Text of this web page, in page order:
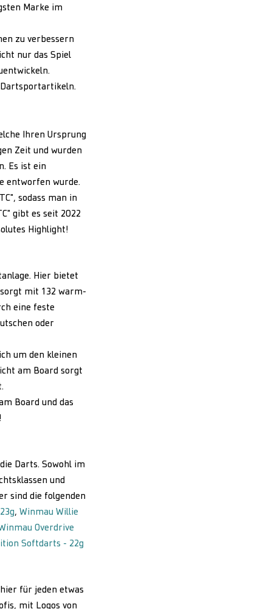
Marke im
zu verbessern
nur das Spiel
Ihren Ursprung
Zeit und wurden
Es ist ein
entworfen wurde.
sodass man in
gibt es seit 2022
Highlight!
Hier bietet
mit 132 warm-
eine feste
oder
um den kleinen
am Board sorgt
Board und das
Darts. Sowohl im
und
sind die folgenden
, Winmau Willie
Overdrive
Softdarts - 22g
für jeden etwas
mit Logos von